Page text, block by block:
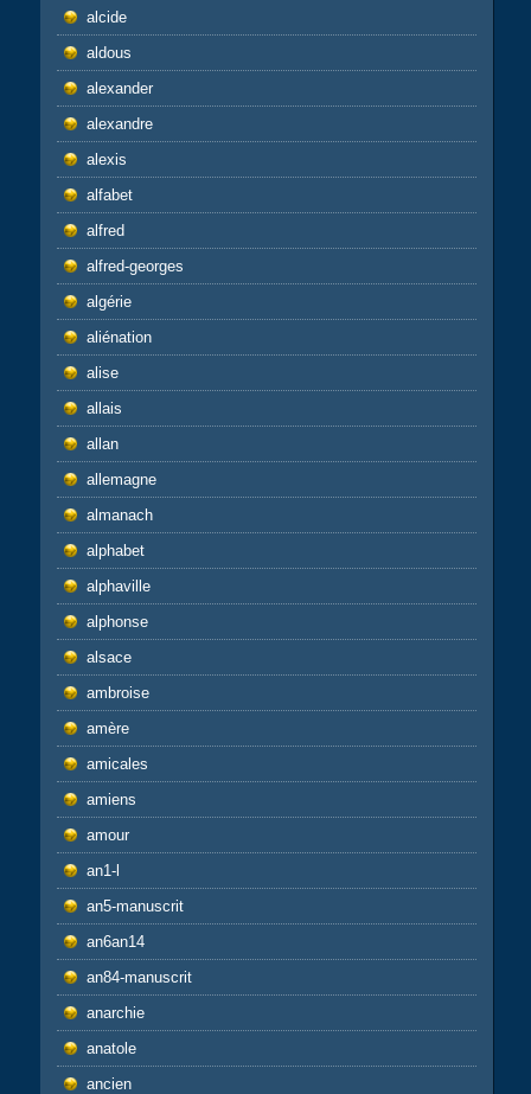
alcide
aldous
alexander
alexandre
alexis
alfabet
alfred
alfred-georges
algérie
aliénation
alise
allais
allan
allemagne
almanach
alphabet
alphaville
alphonse
alsace
ambroise
amère
amicales
amiens
amour
an1-l
an5-manuscrit
an6an14
an84-manuscrit
anarchie
anatole
ancien